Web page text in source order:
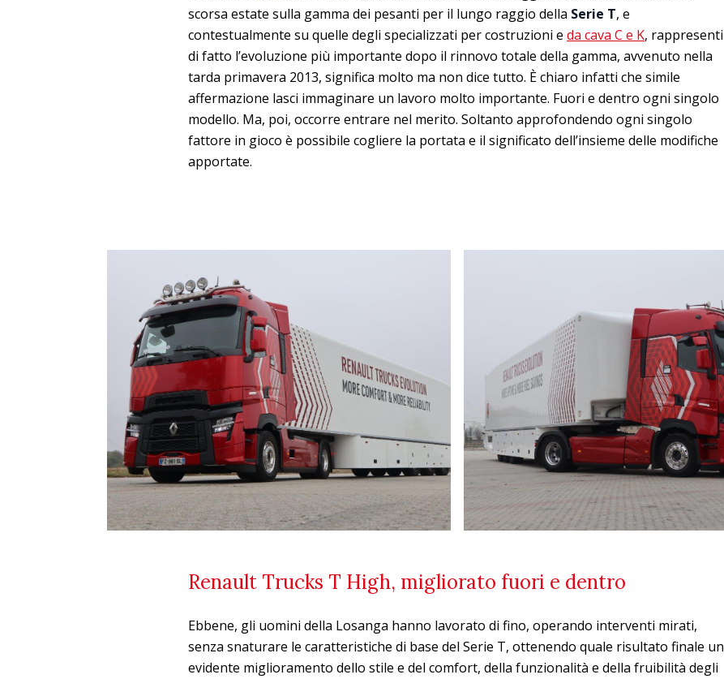
scorsa estate sulla gamma dei pesanti per il lungo raggio della Serie T, e
contestualmente su quelle degli specializzati per costruzioni e da cava C e K, rappresenti
di fatto l’evoluzione più importante dopo il rinnovo totale della gamma, avvenuto nella
tarda primavera 2013, significa molto ma non dice tutto. È chiaro infatti che simile
affermazione lasci immaginare un lavoro molto importante. Fuori e dentro ogni singolo
modello. Ma, poi, occorre entrare nel merito. Soltanto approfondendo ogni singolo
fattore in gioco è possibile cogliere la portata e il significato dell’insieme delle modifiche
apportate.
Renault Trucks T High, migliorato fuori e dentro
Ebbene, gli uomini della Losanga hanno lavorato di fino, operando interventi mirati,
senza snaturare le caratteristiche di base del Serie T, ottenendo quale risultato finale un
evidente miglioramento dello stile e del comfort, della funzionalità e della fruibilità degli